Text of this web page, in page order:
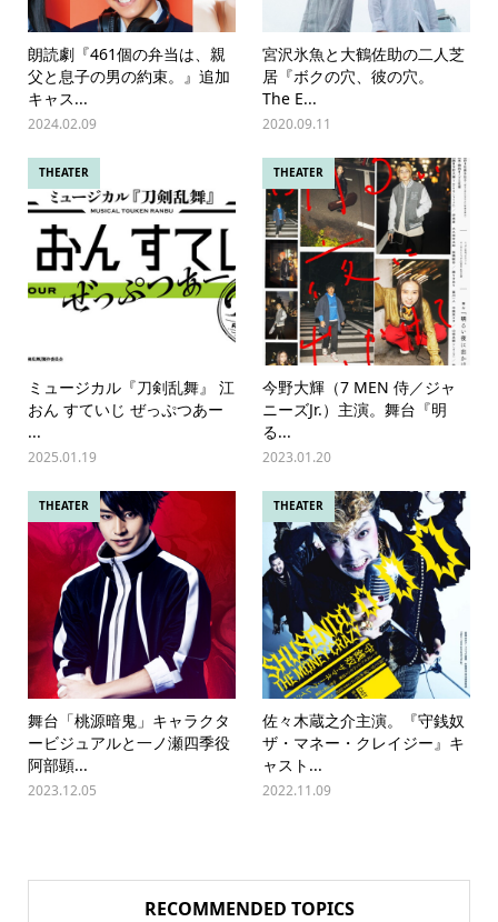
朗読劇『461個の弁当は、親
父と息子の男の約束。』追加
キャス...
2024.02.09
宮沢氷魚と大鶴佐助の二人芝
居『ボクの穴、彼の穴。
The E...
2020.09.11
THEATER
ミュージカル『刀剣乱舞』 江
おん すていじ ぜっぷつあー
...
2025.01.19
THEATER
今野大輝（7 MEN 侍／ジャ
ニーズJr.）主演。舞台『明
る...
2023.01.20
THEATER
舞台「桃源暗鬼」キャラクタ
ービジュアルと一ノ瀬四季役
阿部顕...
2023.12.05
THEATER
佐々木蔵之介主演。『守銭奴
ザ・マネー・クレイジー』キ
ャスト...
2022.11.09
RECOMMENDED TOPICS